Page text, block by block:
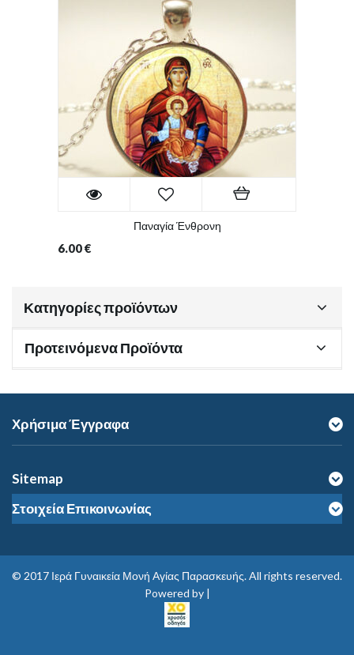
Παναγία Ένθρονη
6.00€
Κατηγορίες προϊόντων
Προτεινόμενα Προϊόντα
Χρήσιμα Έγγραφα
Sitemap
Στοιχεία Επικοινωνίας
© 2017 Ιερά Γυναικεία Μονή Αγίας Παρασκευής. All rights reserved.
Powered by |